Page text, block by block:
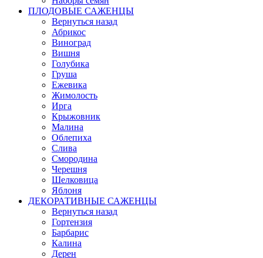
ПЛОДОВЫЕ САЖЕНЦЫ
Вернуться назад
Абрикос
Виноград
Вишня
Голубика
Груша
Ежевика
Жимолость
Ирга
Крыжовник
Малина
Облепиха
Слива
Смородина
Черешня
Шелковица
Яблоня
ДЕКОРАТИВНЫЕ САЖЕНЦЫ
Вернуться назад
Гортензия
Барбарис
Калина
Дерен